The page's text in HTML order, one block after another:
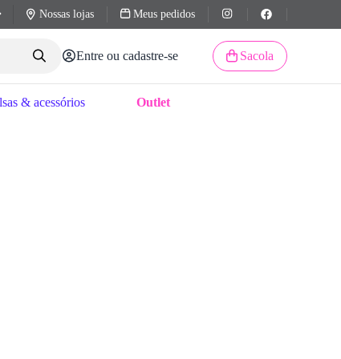
Nossas lojas Meus pedidos
Entre ou cadastre-se Sacola
& acessórios Outlet